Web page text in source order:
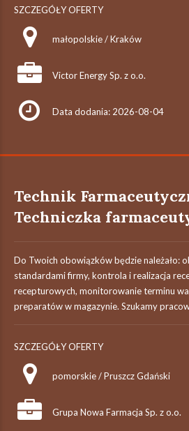
SZCZEGÓŁY OFERTY
małopolskie / Kraków
Victor Energy Sp. z o.o.
Data dodania: 2026-08-04
Technik
Techniczka
Do Twoich obowiązków będzie należało:
standardami firmy, kontrola i realizacja
recepturowych, monitorowanie terminu
preparatów w magazynie. Szukamy
SZCZEGÓŁY OFERTY
pomorskie / Pruszcz Gdański
Grupa Nowa Farmacja Sp. z o.o.